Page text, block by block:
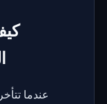
عندما